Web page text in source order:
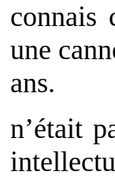
connais
une
ans.
n’était